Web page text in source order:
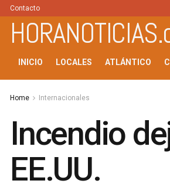
Contacto
INICIO LOCALES ATLÁNTICO
Home Internacionales
Incendio
EE.UU.